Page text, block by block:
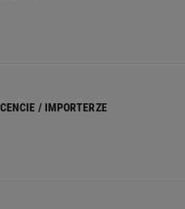
7 / IMPORTERZE